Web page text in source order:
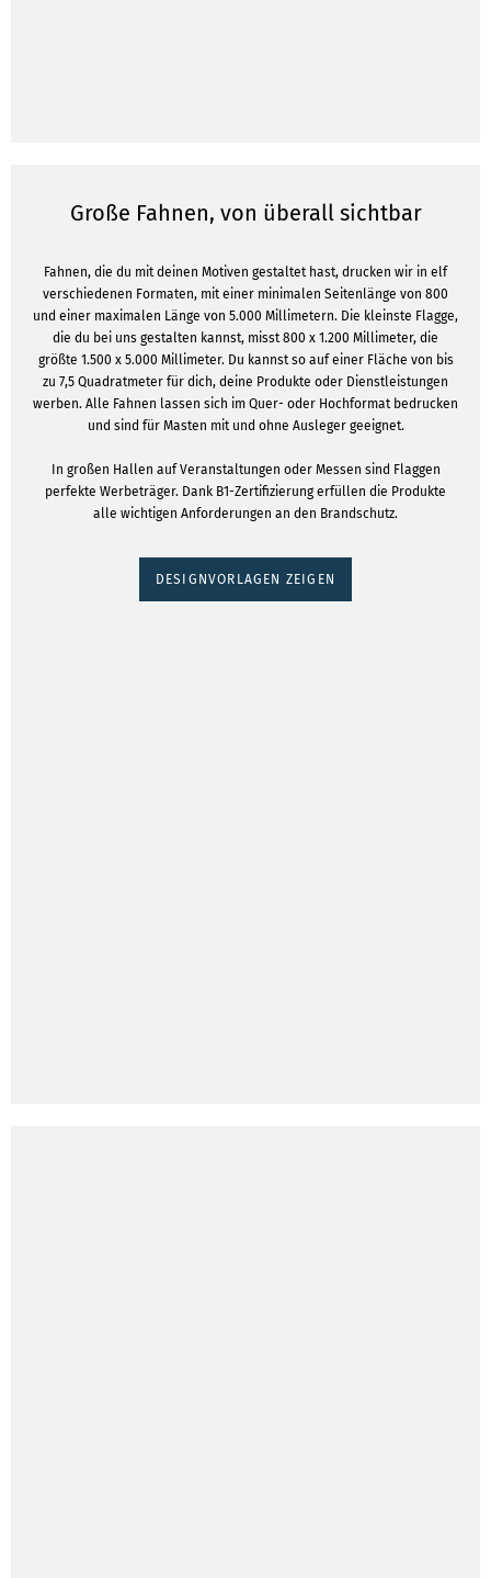
Große Fahnen, von überall sichtbar
Fahnen, die du mit deinen Motiven gestaltet hast, drucken wir in elf
verschiedenen Formaten, mit einer minimalen Seitenlänge von 800
und einer maximalen Länge von 5.000 Millimetern. Die kleinste Flagge,
die du bei uns gestalten kannst, misst 800 x 1.200 Millimeter, die
größte 1.500 x 5.000 Millimeter. Du kannst so auf einer Fläche von bis
zu 7,5 Quadratmeter für dich, deine Produkte oder Dienstleistungen
werben. Alle Fahnen lassen sich im Quer- oder Hochformat bedrucken
und sind für Masten mit und ohne Ausleger geeignet.
In großen Hallen auf Veranstaltungen oder Messen sind Flaggen
perfekte Werbeträger. Dank B1-Zertifizierung erfüllen die Produkte
alle wichtigen Anforderungen an den Brandschutz.
DESIGNVORLAGEN ZEIGEN